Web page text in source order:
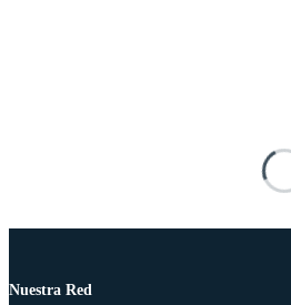
Nuestra Red